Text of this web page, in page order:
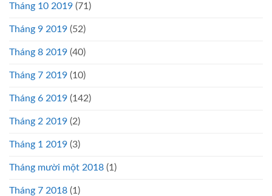
Tháng 10 2019 (71)
Tháng 9 2019 (52)
Tháng 8 2019 (40)
Tháng 7 2019 (10)
Tháng 6 2019 (142)
Tháng 2 2019 (2)
Tháng 1 2019 (3)
Tháng mười một 2018 (1)
Tháng 7 2018 (1)